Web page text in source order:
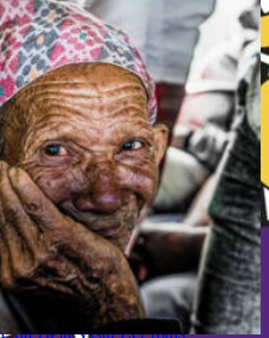
por Graziela C
Ler
2 (20.06.2025)
Um Sonho Gótico de
3 (21.06.2025)
da Bela VistaLer mais+